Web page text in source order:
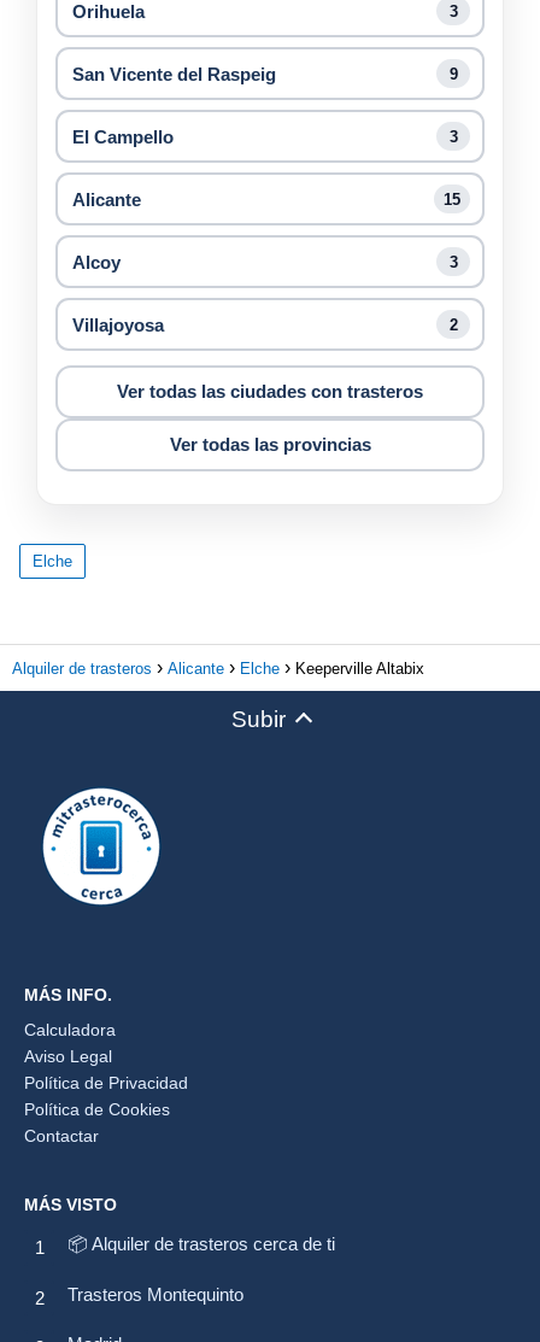
Orihuela 3
San Vicente del Raspeig 9
El Campello 3
Alicante 15
Alcoy 3
Villajoyosa 2
Ver todas las ciudades con trasteros
Ver todas las provincias
Elche
Alquiler de trasteros Alicante Elche Keeperville Altabix
Subir
MÁS INFO.
Calculadora
Aviso Legal
Política de Privacidad
Política de Cookies
Contactar
MÁS VISTO
📦 Alquiler de trasteros cerca de ti
Trasteros Montequinto